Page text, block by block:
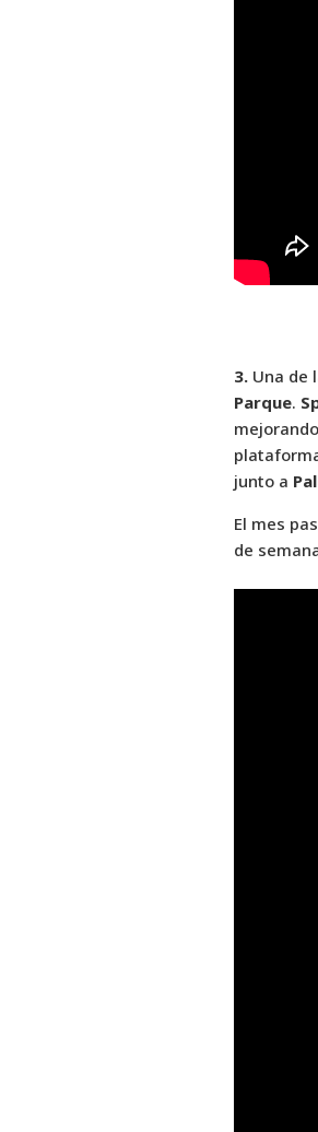
3.Una de
Parque.
junto a
El mes
de